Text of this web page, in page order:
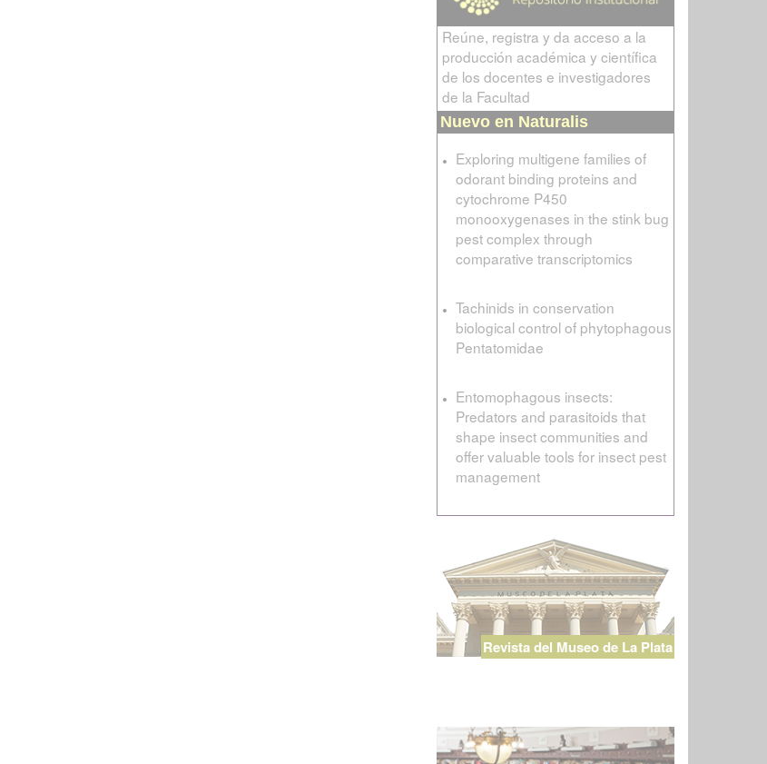
Reúne, registra y da acceso a la
producción académica y científica
de los docentes e investigadores
de la Facultad
Nuevo en Naturalis
Exploring multigene families of
odorant binding proteins and
cytochrome P450
monooxygenases in the stink bug
pest complex through
comparative transcriptomics
Tachinids in conservation
biological control of phytophagous
Pentatomidae
Entomophagous insects:
Predators and parasitoids that
shape insect communities and
offer valuable tools for insect pest
management
Revista del Museo de La Plata